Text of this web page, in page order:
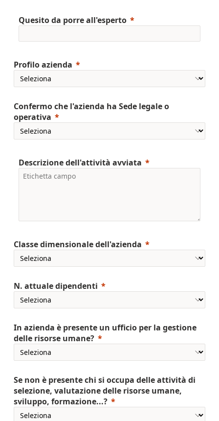
Quesito da porre all'esperto
Profilo azienda
Confermo che l'azienda ha Sede legale o
operativa
Descrizione dell'attività avviata
Classe dimensionale dell'azienda
N. attuale dipendenti
In azienda è presente un ufficio per la gestione
delle risorse umane?
Se non è presente chi si occupa delle attività di
selezione, valutazione delle risorse umane,
sviluppo, formazione...?